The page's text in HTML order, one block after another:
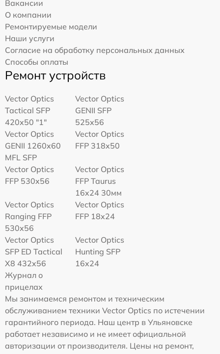
Вакансии
О компании
Ремонтируемые модели
Наши услуги
Согласие на обработку персональных данных
Способы оплаты
Ремонт устройств
Vector Optics
Tactical SFP
420x50 "1"
Vector Optics
GENII SFP
525x56
Vector Optics
GENII 1260x60
MFL SFP
Vector Optics
FFP 318x50
Vector Optics
FFP 530x56
Vector Optics
FFP Taurus
16x24 30мм
Vector Optics
Ranging FFP
530x56
Vector Optics
FFP 18x24
Vector Optics
SFP ED Tactical
X8 432x56
Vector Optics
Hunting SFP
16x24
Журнал о
прицелах
Мы занимаемся ремонтом и техническим
обслуживанием техники Vector Optics по истечении
гарантийного периода. Наш центр в Ульяновске
работает независимо и не имеет официальной
авторизации от производителя. Цены на ремонт,